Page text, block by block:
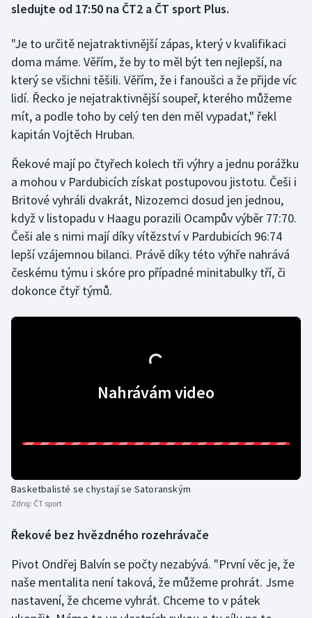
Házená
Jezdectví
Judo
Krasobruslení
Lezení
Lyže a snowboard
Moderní pětiboj
Motorsport
Rychlobruslení
Rychlostní kanoistika
Short track
Sportovní střelba
sledujte od 17:50 na ČT2 a ČT sport Plus.
"Je to určitě nejatraktivnější zápas, který v kvalifikaci
doma máme. Věřím, že by to měl být ten nejlepší, na
který se všichni těšili. Věřím, že i fanoušci a že přijde víc
lidí. Řecko je nejatraktivnější soupeř, kterého můžeme
mít, a podle toho by celý ten den měl vypadat," řekl
kapitán Vojtěch Hruban.
Řekové mají po čtyřech kolech tři výhry a jednu porážku
a mohou v Pardubicích získat postupovou jistotu. Češi i
Britové vyhráli dvakrát, Nizozemci dosud jen jednou,
když v listopadu v Haagu porazili Ocampův výběr 77:70.
Češi ale s nimi mají díky vítězství v Pardubicích 96:74
lepší vzájemnou bilanci. Právě díky této výhře nahrává
českému týmu i skóre pro případné minitabulky tří, či
dokonce čtyř týmů.
Nahrávám video
Basketbalisté se chystají se Satoranským
Zdroj: ČT sport
Řekové bez hvězdného rozehrávače
Pivot Ondřej Balvín se počty nezabývá. "První věc je, že
naše mentalita není taková, že můžeme prohrát. Jsme
nastavení, že chceme vyhrát. Chceme to v pátek